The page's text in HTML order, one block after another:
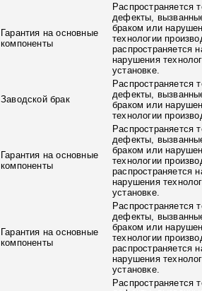
Гарантия на основные
компоненты
Распространяется
дефекты,
браком или
технологии
распространяется
нарушения
установке.
Заводской брак
Распространяется
дефекты,
браком или
технологии
Гарантия на основные
компоненты
Распространяется
дефекты,
браком или
технологии
распространяется
нарушения
установке.
Гарантия на основные
компоненты
Распространяется
дефекты,
браком или
технологии
распространяется
нарушения
установке.
Распространяется